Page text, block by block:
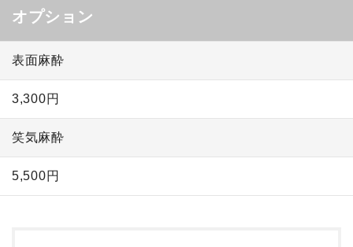
オプション
表面麻酔
3,300円
笑気麻酔
5,500円